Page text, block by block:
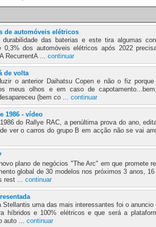
de automóveis elétricos
das baterias e este tira algumas
0,3% dos automóveis elétricos após 2022
RecurrentA ... continuar
de volta
o anterior Daihatsu Copen e não o fiz
meus olhos e em caso de
(bem co ... continuar
1986 - vídeo
do Rallye RAC, a penúltima prova do ano,
ver o carros do grupo B em acção não se vai
plano de negócios "The Arc" em que promete
global de 30 modelos nos próximos 3 anos,
rest ... continuar
Stellantis uma das mais interessantes foi o anuncio
híbridos e 100% elétricos e que será a
auto ... continuar